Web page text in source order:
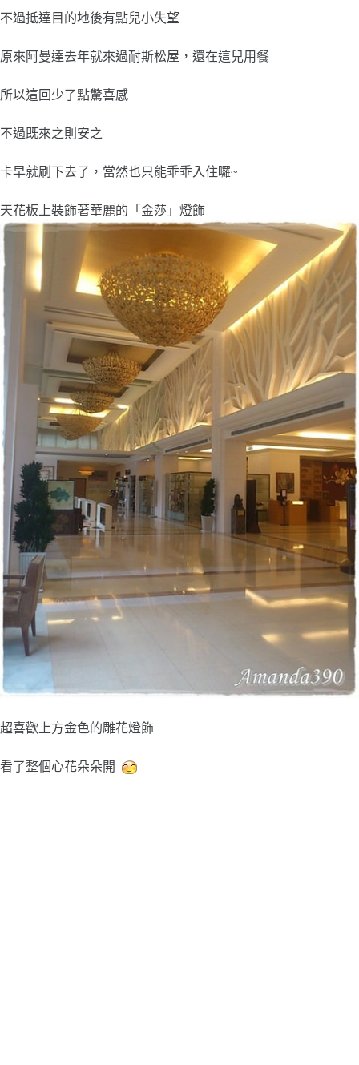
不過抵達目的地後有點兒小失望
原來阿曼達去年就來過耐斯松屋，還在這兒用餐
所以這回少了點驚喜感
不過既來之則安之
卡早就刷下去了，當然也只能乖乖入住囉~
天花板上裝飾著華麗的「金莎」燈飾
超喜歡上方金色的雕花燈飾
看了整個心花朵朵開